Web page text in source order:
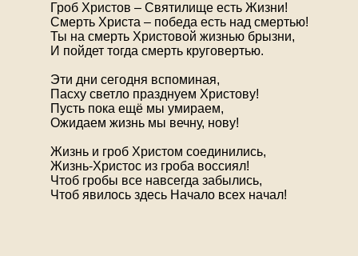
Гроб Христов – Святилище есть Жизни!
Смерть Христа – победа есть над смертью!
Ты на смерть Христовой жизнью брызни,
И пойдет тогда смерть круговертью.
Эти дни сегодня вспоминая,
Пасху светло празднуем Христову!
Пусть пока ещё мы умираем,
Ожидаем жизнь мы вечну, нову!
Жизнь и гроб Христом соединились,
Жизнь-Христос из гроба воссиял!
Чтоб гробы все навсегда забылись,
Чтоб явилось здесь Начало всех начал!